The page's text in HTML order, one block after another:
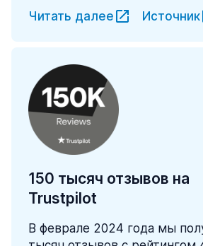
Читать далее
Источник
150 тысяч отзывов на
Trustpilot
В феврале 2024 года мы